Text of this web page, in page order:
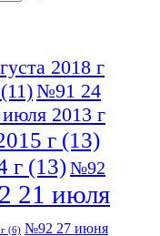
2018 г
(11)№91 24
2013 г
г (13)
г (13)№92
21 июля
(6) №92 27 июня